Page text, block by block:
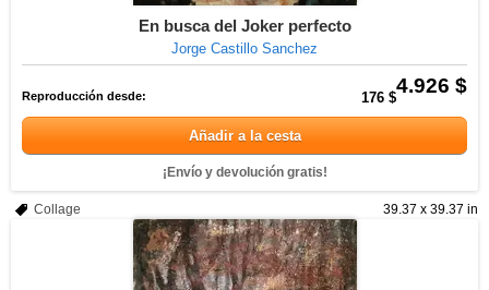
En busca del Joker perfecto
Jorge Castillo Sanchez
4.926 $
Reproducción desde: 176 $
Añadir a la cesta
¡Envío y devolución gratis!
39.37 x 39.37 in
Collage